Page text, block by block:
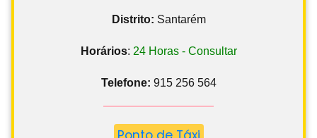
Distrito: Santarém
Horários: 24 Horas - Consultar
Telefone: 915 256 564